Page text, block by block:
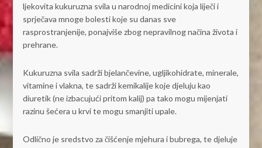
ljekovita kukuruzna svila u narodnoj medicini koja liječi i
sprječava mnoge bolesti koje su danas sve
rasprostranjenije, ponajviše zbog nepravilnog načina života i
prehrane.
Kukuruzna svila sadrži bjelančevine, ugljikohidrate, minerale,
vitamine i vlakna, te sadrži kemikalije koje djeluju kao
diuretik (ne izbacujući pritom kalij) pa tako mogu mijenjati
razinu šećera u krvi te mogu smanjiti upale.
Odlično je sredstvo za čišćenje mjehura i bubrega, te djeluje